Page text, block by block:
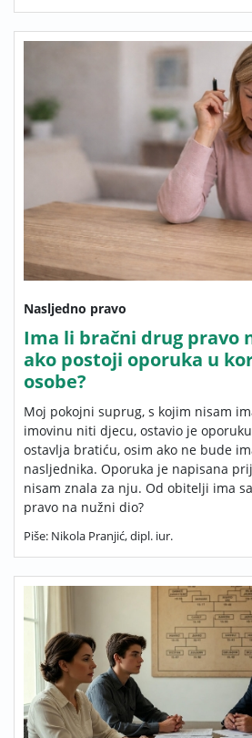
Nasljedno pravo
Ima li bračni drug pravo
ako postoji oporuka u
osobe?
Moj pokojni suprug, s kojim nisam
imovinu niti djecu, ostavio je
ostavlja bratiću, osim ako ne bude
nasljednika. Oporuka je napisana
nisam znala za nju. Od obitelji ima
pravo na nužni dio?
Piše: Nikola Pranjić, dipl. iur.